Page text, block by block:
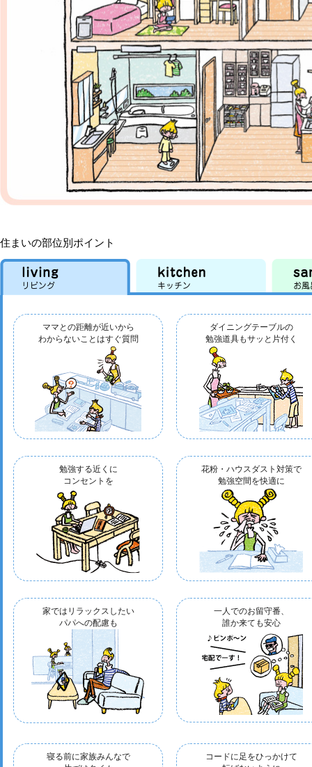
住まいの部位別ポイント
ママとの距離が近いから
わからないことはすぐ質問
ダイニングテーブルの
勉強道具もサッと片付く
勉強する近くに
コンセントを
花粉・ハウスダスト対策で
勉強空間を快適に
家ではリラックスしたい
パパへの配慮も
一人でのお留守番、
誰か来ても安心
寝る前に家族みんなで
コードに足をひっかけて